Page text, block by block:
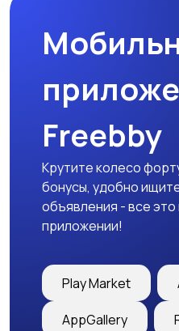
Детская одежда
Детский транспорт
Freebby
Крутите колесо
бонусы, удобно
объявления - все
приложении!
Play Market
AppGallery